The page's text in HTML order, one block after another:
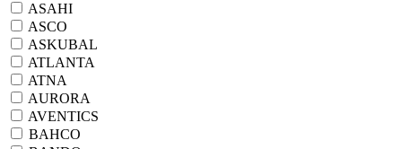
ASAHI
ASCO
ASKUBAL
ATLANTA
ATNA
AURORA
AVENTICS
BAHCO